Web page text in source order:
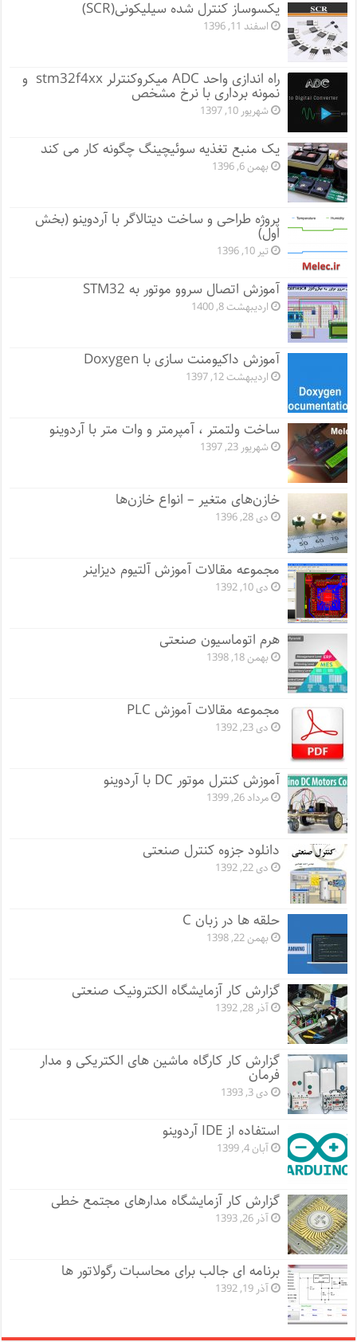
یکسوساز کنترل شده سیلیکونی(SCR)
اسفند 11, 1396
راه اندازی واحد ADC میکروکنترلر stm32f4xx و
نمونه برداری با نرخ مشخص
شهریور 10, 1397
یک منبع تغذیه سوئیچینگ چگونه کار می کند
بهمن 6, 1396
پروژه طراحی و ساخت دیتالاگر با آردوینو (بخش
اول)
تیر 10, 1396
آموزش اتصال سروو موتور به STM32
اردیبهشت 8, 1400
آموزش داکیومنت سازی با Doxygen
اردیبهشت 12, 1397
ساخت ولتمتر ، آمپرمتر و وات متر با آردوینو
شهریور 23, 1397
خازن‌های متغیر – انواع خازن‌ها
دی 28, 1396
مجموعه مقالات آموزش آلتیوم دیزاینر
دی 10, 1392
هرم اتوماسیون صنعتی
بهمن 18, 1398
مجموعه مقالات آموزش PLC
دی 23, 1392
آموزش کنترل موتور DC با آردوینو
مرداد 26, 1399
دانلود جزوه کنترل صنعتی
دی 22, 1392
حلقه ها در زبان C
بهمن 22, 1398
گزارش کار آزمایشگاه الکترونیک صنعتی
آذر 28, 1392
گزارش کار کارگاه ماشین های الکتریکی و مدار
فرمان
دی 3, 1393
استفاده از IDE آردوینو
آبان 4, 1399
گزارش کار آزمایشگاه مدارهای مجتمع خطی
آذر 26, 1393
برنامه ای جالب برای محاسبات رگولاتور ها
آذر 19, 1392